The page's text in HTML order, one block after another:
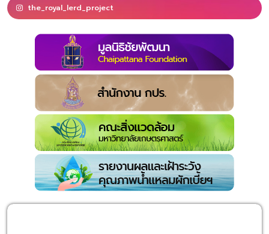
the_royal_lerd_project